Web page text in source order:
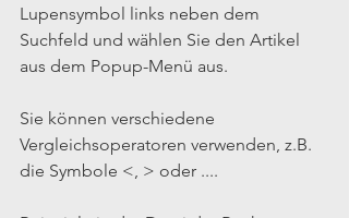
Lupensymbol links neben dem
Suchfeld und wählen Sie den Artikel
aus dem Popup-Menü aus.
Sie können verschiedene
Vergleichsoperatoren verwenden, z.B.
die Symbole <, > oder ....